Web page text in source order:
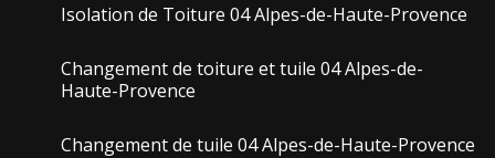
Isolation de Toiture 04 Alpes-de-Haute-Provence
Changement de toiture et tuile 04 Alpes-de-
Haute-Provence
Changement de tuile 04 Alpes-de-Haute-Provence